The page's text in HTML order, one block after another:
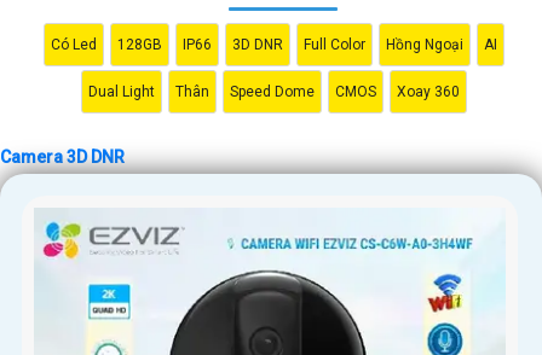
Có Led 128GB IP66 3D DNR Full Color Hồng Ngoại AI
Dual Light Thân Speed Dome CMOS Xoay 360
Camera 3D DNR